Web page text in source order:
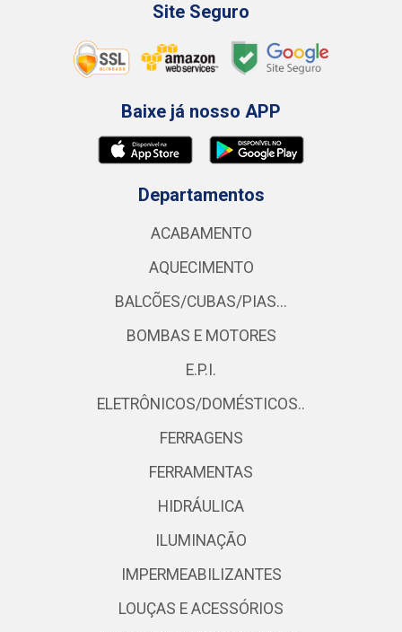
Site Seguro
Baixe já nosso APP
Departamentos
ACABAMENTO
AQUECIMENTO
BALCÕES/CUBAS/PIAS...
BOMBAS E MOTORES
E.P.I.
ELETRÔNICOS/DOMÉSTICOS..
FERRAGENS
FERRAMENTAS
HIDRÁULICA
ILUMINAÇÃO
IMPERMEABILIZANTES
LOUÇAS E ACESSÓRIOS